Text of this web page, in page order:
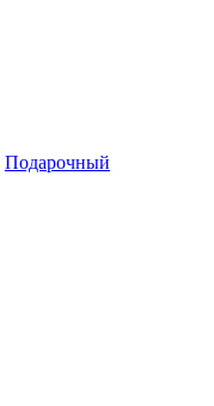
Подарочный